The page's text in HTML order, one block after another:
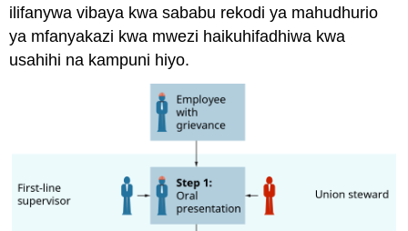
ilifanywa vibaya kwa sababu rekodi ya mahudhurio
ya mfanyakazi kwa mwezi haikuhifadhiwa kwa
usahihi na kampuni hiyo.